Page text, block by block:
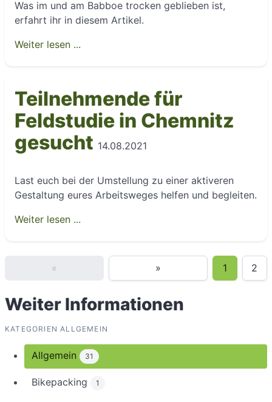
Was im und am Babboe trocken geblieben ist,
erfahrt ihr in diesem Artikel.
Weiter lesen ...
Teilnehmende für
Feldstudie in Chemnitz
gesucht 14.08.2021
Last euch bei der Umstellung zu einer aktiveren
Gestaltung eures Arbeitsweges helfen und begleiten.
Weiter lesen ...
« » 1 2
Weiter Informationen
KATEGORIEN ALLGEMEIN
Allgemein 31
Bikepacking 1